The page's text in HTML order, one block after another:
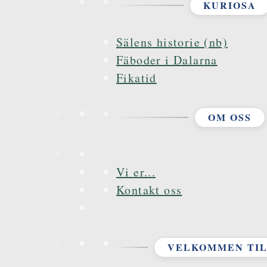
KURIOSA
Sälens historie (nb)
Fäboder i Dalarna
Fikatid
OM OSS
Vi er...
Kontakt oss
VELKOMMEN TIL